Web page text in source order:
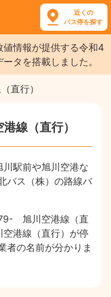
近くの
バス停を探す
情報が提供する令和4
タを搭載しました。
直行）
線（直行）
駅前や旭川空港な
バス（株）の路線バ
旭川空港線（直
港線（直行）が停
者の名前が分かりま